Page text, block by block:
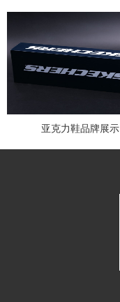
亚克力鞋品牌展示